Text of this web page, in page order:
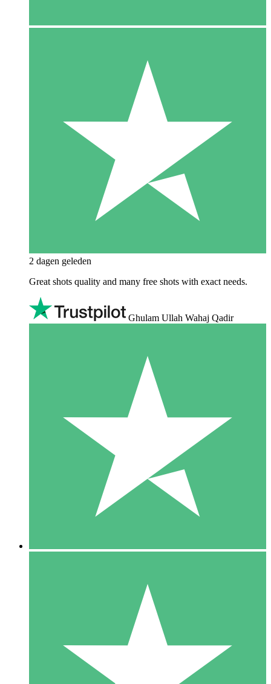
2 dagen geleden
Great shots quality and many free shots with exact needs.
Ghulam Ullah Wahaj Qadir